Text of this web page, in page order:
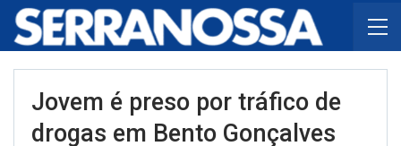
Jovem é preso por tráfico de
drogas em Bento Gonçalves